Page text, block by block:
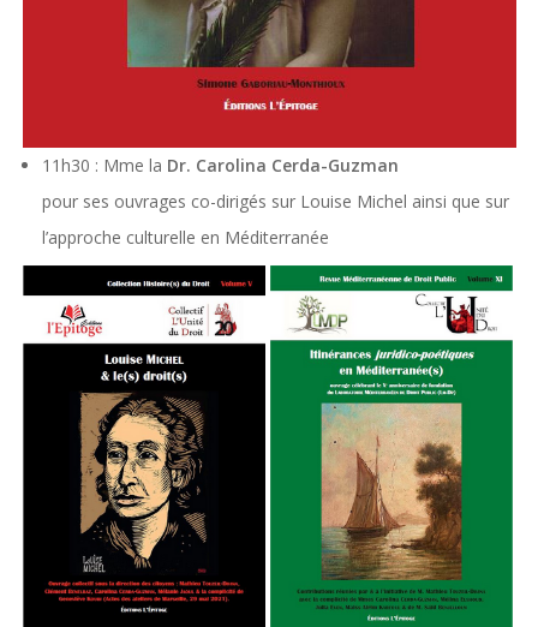
11h30 : Mme la Dr. Carolina Cerda-Guzman
pour ses ouvrages co-dirigés sur Louise Michel ainsi que sur
l’approche culturelle en Méditerranée